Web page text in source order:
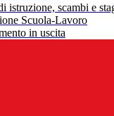
istruzione, scambi e
Scuola-Lavoro
in uscita